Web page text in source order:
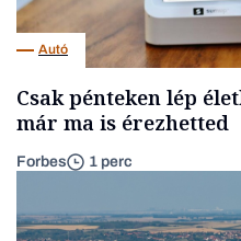
Autó
Csak pénteken lép
már ma is érezhetted
Forbes 1 perc